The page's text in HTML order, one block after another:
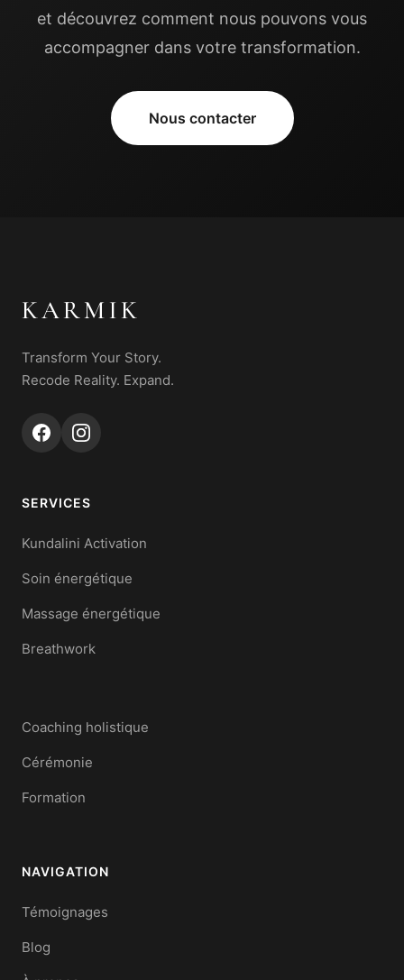
et découvrez comment nous pouvons vous
accompagner dans votre transformation.
Nous contacter
KARMIK
Transform Your Story.
Recode Reality. Expand.
SERVICES
Kundalini Activation
Soin énergétique
Massage énergétique
Breathwork
Coaching holistique
Cérémonie
Formation
NAVIGATION
Témoignages
Blog